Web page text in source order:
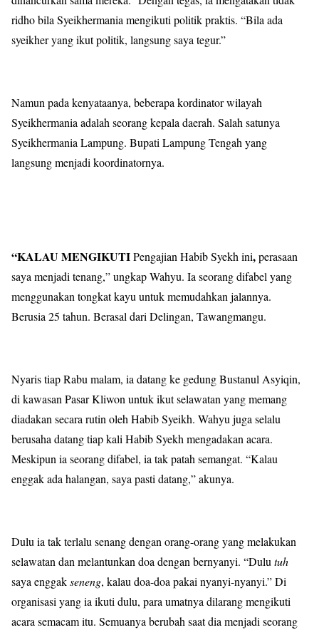
ridho bila Syeikhermania mengikuti politik praktis. “Bila ada
syeikher yang ikut politik, langsung saya tegur.”
Namun pada kenyataanya, beberapa kordinator wilayah
Syeikhermania adalah seorang kepala daerah. Salah satunya
Syeikhermania Lampung. Bupati Lampung Tengah yang
langsung menjadi koordinatornya.
“KALAU MENGIKUTIPengajian Habib Syekh ini,perasaan
saya menjadi tenang,” ungkap Wahyu. Ia seorang difabel yang
menggunakan tongkat kayu untuk memudahkan jalannya.
Berusia 25 tahun. Berasal dari Delingan, Tawangmangu.
Nyaris tiap Rabu malam, ia datang ke gedung Bustanul Asyiqin,
di kawasan Pasar Kliwon untuk ikut selawatan yang memang
diadakan secara rutin oleh Habib Syeikh. Wahyu juga selalu
berusaha datang tiap kali Habib Syekh mengadakan acara.
Meskipun ia seorang difabel, ia tak patah semangat. “Kalau
enggak ada halangan, saya pasti datang,” akunya.
Dulu ia tak terlalu senang dengan orang-orang yang melakukan
selawatan dan melantunkan doa dengan bernyanyi. “Dulutuh
saya enggakseneng, kalau doa-doa pakai nyanyi-nyanyi.” Di
organisasi yang ia ikuti dulu, para umatnya dilarang mengikuti
acara semacam itu. Semuanya berubah saat dia menjadi seorang